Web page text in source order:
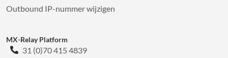
Outbound IP-nummer wijzigen
MX-Relay Platform
31 (0)70 415 4839